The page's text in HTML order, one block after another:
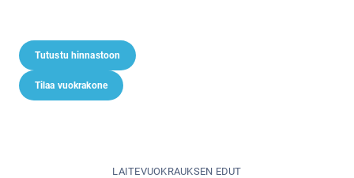
Tutustu hinnastoon
Tilaa vuokrakone
LAITEVUOKRAUKSEN EDUT